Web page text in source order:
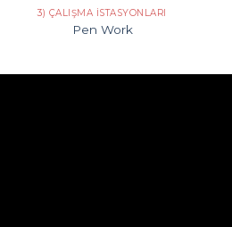
3) ÇALIŞMA İSTASYONLARI
Pen Work